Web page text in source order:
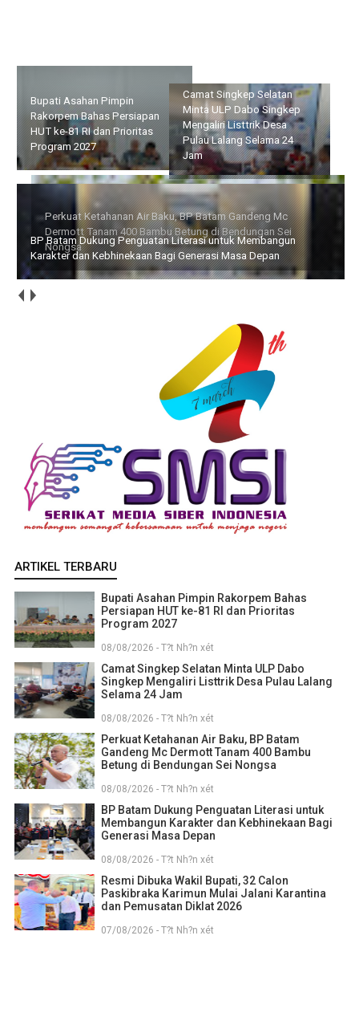
Camat Singkep Selatan
Minta ULP Dabo Singkep
Mengaliri Listtrik Desa
Pulau Lalang Selama 24
Jam
Perkuat Ketahanan Air
Baku, BP Batam Gandeng
Mc Dermott Tanam 400
Bambu Betung di
Bendungan Sei Nongsa
BP Batam Dukung Penguatan Literasi untuk Membangun
Karakter dan Kebhinekaan Bagi Generasi Masa Depan
ARTIKEL TERBARU
Bupati Asahan Pimpin Rakorpem Bahas
Persiapan HUT ke-81 RI dan Prioritas
Program 2027
08/08/2026 - T?t Nh?n xét
Camat Singkep Selatan Minta ULP Dabo
Singkep Mengaliri Listtrik Desa Pulau Lalang
Selama 24 Jam
08/08/2026 - T?t Nh?n xét
Perkuat Ketahanan Air Baku, BP Batam
Gandeng Mc Dermott Tanam 400 Bambu
Betung di Bendungan Sei Nongsa
08/08/2026 - T?t Nh?n xét
BP Batam Dukung Penguatan Literasi untuk
Membangun Karakter dan Kebhinekaan Bagi
Generasi Masa Depan
08/08/2026 - T?t Nh?n xét
Resmi Dibuka Wakil Bupati, 32 Calon
Paskibraka Karimun Mulai Jalani Karantina
dan Pemusatan Diklat 2026
07/08/2026 - T?t Nh?n xét